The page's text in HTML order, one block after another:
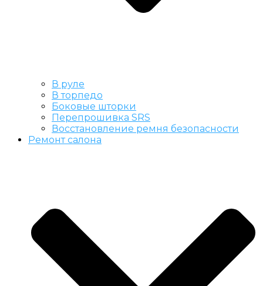
В руле
В торпедо
Боковые шторки
Перепрошивка SRS
Восстановление ремня безопасности
Ремонт салона